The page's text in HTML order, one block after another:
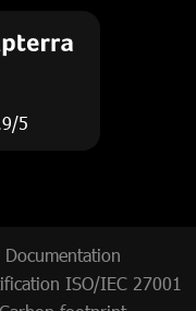
5
Documentation
ISO/IEC 27001